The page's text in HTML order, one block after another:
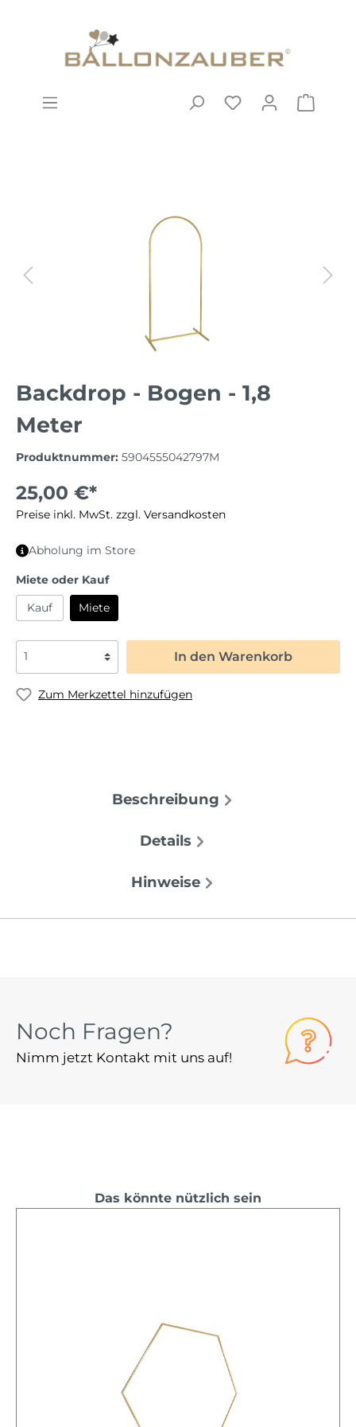
Backdrop - Bogen - 1,8
Meter
Produktnummer: 5904555042797M
25,00 €*
Preise inkl. MwSt. zzgl. Versandkosten
Abholung im Store
Miete oder Kauf
Kauf
Miete
In den Warenkorb
Zum Merkzettel hinzufügen
Beschreibung
Details
Hinweise
Noch Fragen?
Nimm jetzt Kontakt mit uns auf!
Das könnte nützlich sein